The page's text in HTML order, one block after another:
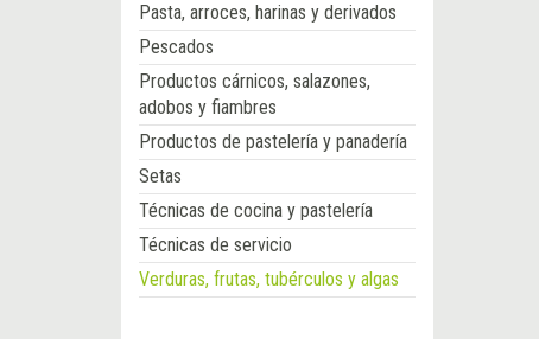
Pasta, arroces, harinas y derivados
Pescados
Productos cárnicos, salazones,
adobos y fiambres
Productos de pastelería y panadería
Setas
Técnicas de cocina y pastelería
Técnicas de servicio
Verduras, frutas, tubérculos y algas